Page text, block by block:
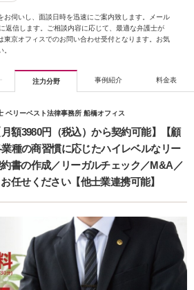
お伺いし、面談日時を迅速にご案内致します。メール
返信します。ご相談内容に応じて、最適な弁護士が
東京オフィスでのお問い合わせ受付となります。お気
注力分野 事例紹介 料金表
ベリーベスト法律事務所 船橋オフィス
月額3980円（税込）から契約可能】【顧
種の商習慣に応じたハイレベルなリー
書の作成／リーガルチェック／M&A／
任せください【他士業連携可能】